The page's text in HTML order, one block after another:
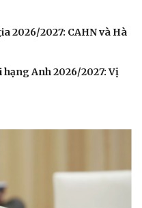
2026/2027: CAHN và Hà
Anh 2026/2027: Vị